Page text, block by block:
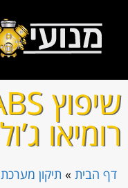
רומיאו
דף הבית » תיקון מערכת ABS